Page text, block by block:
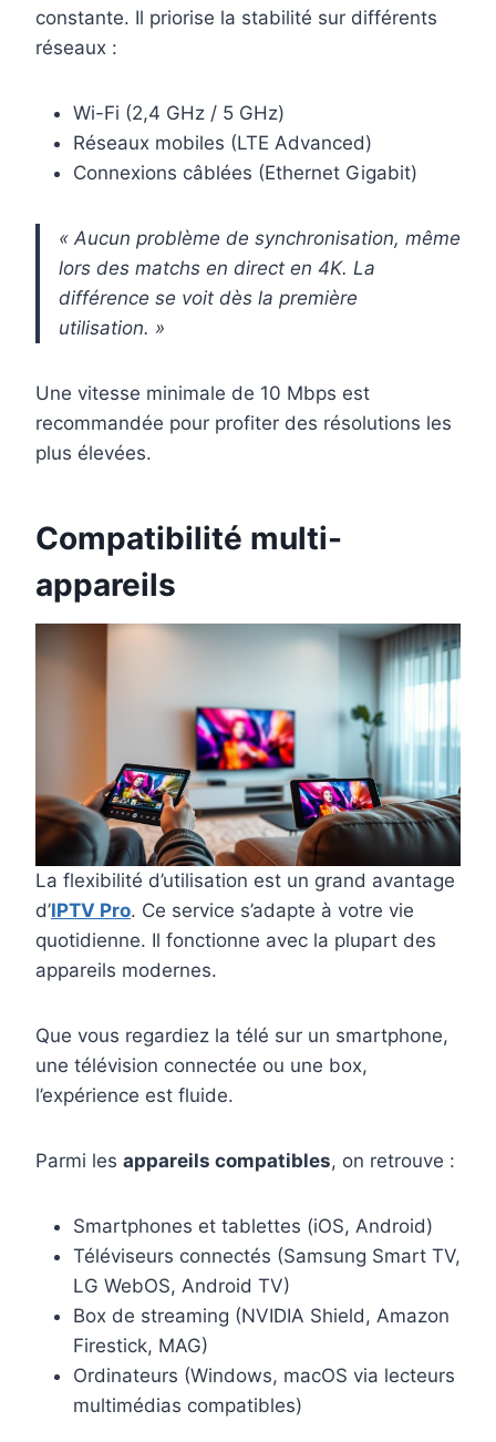
constante. Il priorise la stabilité sur différents
réseaux :
Wi-Fi (2,4 GHz / 5 GHz)
Réseaux mobiles (LTE Advanced)
Connexions câblées (Ethernet Gigabit)
« Aucun problème de synchronisation, même
lors des matchs en direct en 4K. La
différence se voit dès la première
utilisation. »
Une vitesse minimale de 10 Mbps est
recommandée pour profiter des résolutions les
plus élevées.
Compatibilité multi-
appareils
La flexibilité d’utilisation est un grand avantage
d’IPTV Pro. Ce service s’adapte à votre vie
quotidienne. Il fonctionne avec la plupart des
appareils modernes.
Que vous regardiez la télé sur un smartphone,
une télévision connectée ou une box,
l’expérience est fluide.
Parmi les appareils compatibles, on retrouve :
Smartphones et tablettes (iOS, Android)
Téléviseurs connectés (Samsung Smart TV,
LG WebOS, Android TV)
Box de streaming (NVIDIA Shield, Amazon
Firestick, MAG)
Ordinateurs (Windows, macOS via lecteurs
multimédias compatibles)